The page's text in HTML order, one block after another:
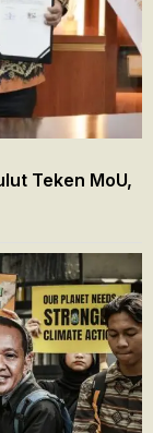
Teken MoU,